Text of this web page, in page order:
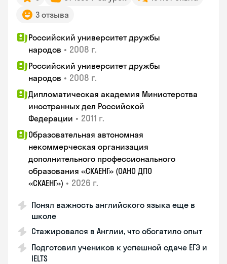
3 отзыва
Российский университет дружбы
народов • 2008 г.
Российский университет дружбы
народов • 2008 г.
Дипломатическая академия Министерства
иностранных дел Российской
Федерации • 2011 г.
Образовательная автономная
некоммерческая организация
дополнительного профессионального
образования «СКАЕНГ» (ОАНО ДПО
«СКАЕНГ») • 2026 г.
Понял важность английского языка еще в
школе
Стажировался в Англии, что обогатило опыт
Подготовил учеников к успешной сдаче ЕГЭ и
IELTS